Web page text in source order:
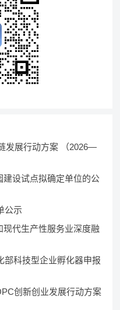
发展行动方案 （2026—
设试点拟确定单位的公
公示
代生产性服务业深度融
部科技型企业孵化器申报
创新创业发展行动方案